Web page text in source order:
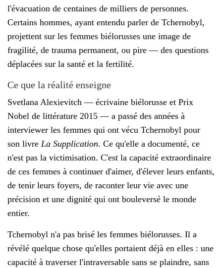
l'évacuation de centaines de milliers de personnes.
Certains hommes, ayant entendu parler de Tchernobyl,
projettent sur les femmes biélorusses une image de
fragilité, de trauma permanent, ou pire — des questions
déplacées sur la santé et la fertilité.
Ce que la réalité enseigne
Svetlana Alexievitch — écrivaine biélorusse et Prix
Nobel de littérature 2015 — a passé des années à
interviewer les femmes qui ont vécu Tchernobyl pour
son livre La Supplication. Ce qu'elle a documenté, ce
n'est pas la victimisation. C'est la capacité extraordinaire
de ces femmes à continuer d'aimer, d'élever leurs enfants,
de tenir leurs foyers, de raconter leur vie avec une
précision et une dignité qui ont bouleversé le monde
entier.
Tchernobyl n'a pas brisé les femmes biélorusses. Il a
révélé quelque chose qu'elles portaient déjà en elles : une
capacité à traverser l'intraversable sans se plaindre, sans